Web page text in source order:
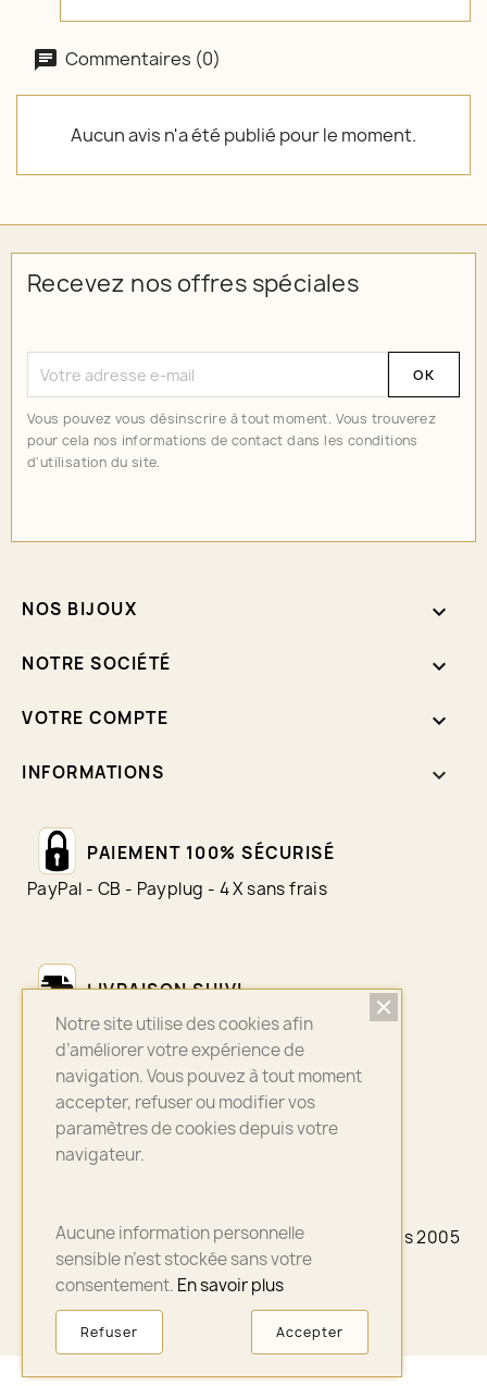
Commentaires (0)
Aucun avis n'a été publié pour le moment.
Recevez nos offres spéciales
Vous pouvez vous désinscrire à tout moment. Vous trouverez
pour cela nos informations de contact dans les conditions
d'utilisation du site.
NOS BIJOUX 
NOTRE SOCIÉTÉ 
VOTRE COMPTE 
INFORMATIONS keyboard_arrow_down
PAIEMENT 100% SÉCURISÉ
PayPal - CB - Payplug - 4 X sans frais
LIVRAISON SUIVI
Colissimo - Chronopost - Mondial Relay
ASSURANCE QUALITÉ
Bijoux sélectionnés avec soin
© 2026 - A3PLUS2 - La petite Française depuis 2005
- Paris
Notre site utilise des cookies afin
d’améliorer votre expérience de
navigation. Vous pouvez à tout moment
accepter, refuser ou modifier vos
paramètres de cookies depuis votre
navigateur.
Aucune information personnelle
sensible n’est stockée sans votre
consentement. En savoir plus
Accepter
Refuser